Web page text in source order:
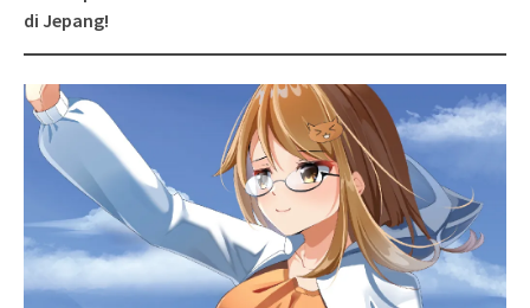
di Jepang!